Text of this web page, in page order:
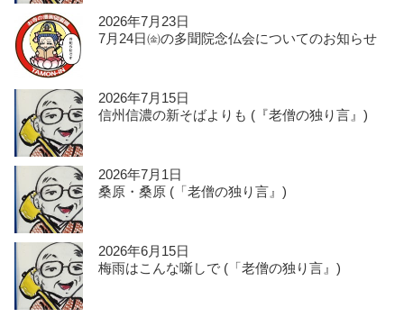
2026年7月23日
7月24日㈮の多聞院念仏会についてのお知らせ
2026年7月15日
信州信濃の新そばよりも (『老僧の独り言』)
2026年7月1日
桑原・桑原 (「老僧の独り言』)
2026年6月15日
梅雨はこんな噺しで (「老僧の独り言』)